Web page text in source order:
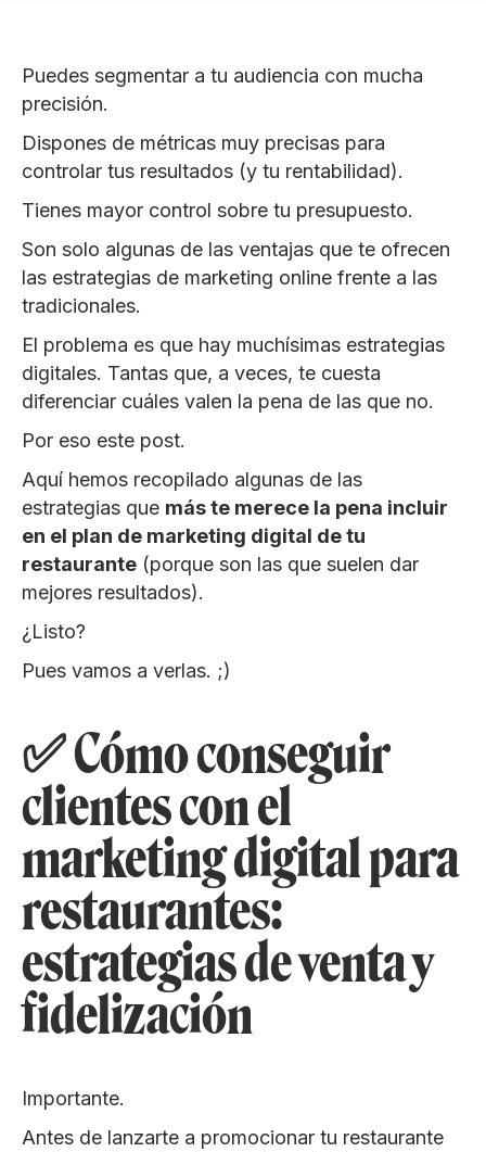
Puedes segmentar a tu audiencia con mucha
precisión.
Dispones de métricas muy precisas para
controlar tus resultados (y tu rentabilidad).
Tienes mayor control sobre tu presupuesto.
Son solo algunas de las ventajas que te ofrecen
las estrategias de marketing online frente a las
tradicionales.
El problema es que hay muchísimas estrategias
digitales. Tantas que, a veces, te cuesta
diferenciar cuáles valen la pena de las que no.
Por eso este post.
Aquí hemos recopilado algunas de las
estrategias que más te merece la pena incluir
en el plan de marketing digital de tu
restaurante (porque son las que suelen dar
mejores resultados).
¿Listo?
Pues vamos a verlas. ;)
✅ Cómo conseguir
clientes con el
marketing digital para
restaurantes:
estrategias de venta y
fidelización
Importante.
Antes de lanzarte a promocionar tu restaurante